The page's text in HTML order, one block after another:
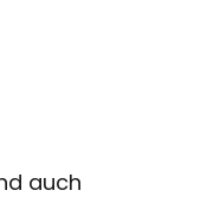
auch